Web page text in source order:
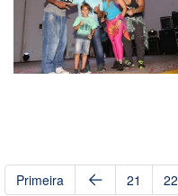
Primeira 21 22